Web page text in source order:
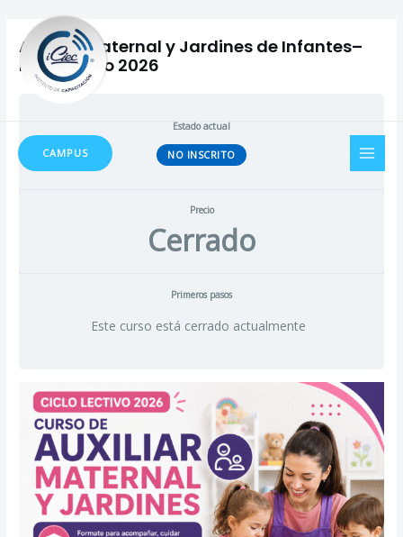
contenido
CAMPUS
Auxiliar Maternal y Jardines de Infantes–
Inicio Mayo 2026
Estado actual
NO INSCRITO
Precio
Cerrado
Primeros pasos
Este curso está cerrado actualmente